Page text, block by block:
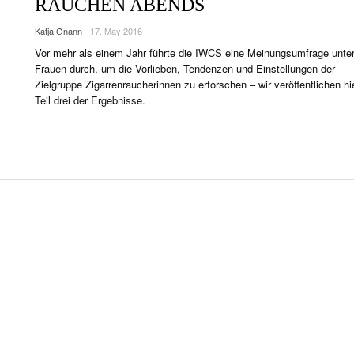
& INTERVIEWS
& LÄNDER
RAUCHEN ABENDS
Katja Gnann- 17. May 2016 -
Vor mehr als einem Jahr führte die IWCS eine Meinungsumfrage
Frauen durch, um die Vorlieben, Tendenzen und Einstellungen der
Zielgruppe Zigarrenraucherinnen zu erforschen – wir veröffentlichen
Teil drei der Ergebnisse.